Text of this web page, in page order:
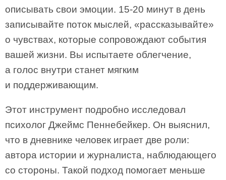
описывать свои эмоции. 15-20 минут в день
записывайте поток мыслей, «рассказывайте»
о чувствах, которые сопровождают события
вашей жизни. Вы испытаете облегчение,
а голос внутри станет мягким
и поддерживающим.
Этот инструмент подробно исследовал
психолог Джеймс Пеннебейкер. Он выяснил,
что в дневнике человек играет две роли:
автора истории и журналиста, наблюдающего
со стороны. Такой подход помогает меньше